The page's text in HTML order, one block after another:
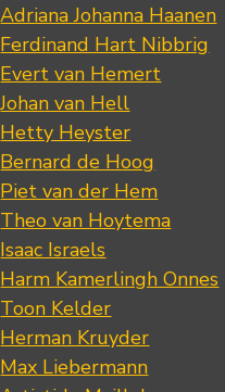
Adriana Johanna Haanen
Ferdinand Hart Nibbrig
Evert van Hemert
Johan van Hell
Hetty Heyster
Bernard de Hoog
Piet van der Hem
Theo van Hoytema
Isaac Israels
Harm Kamerlingh Onnes
Toon Kelder
Herman Kruyder
Max Liebermann